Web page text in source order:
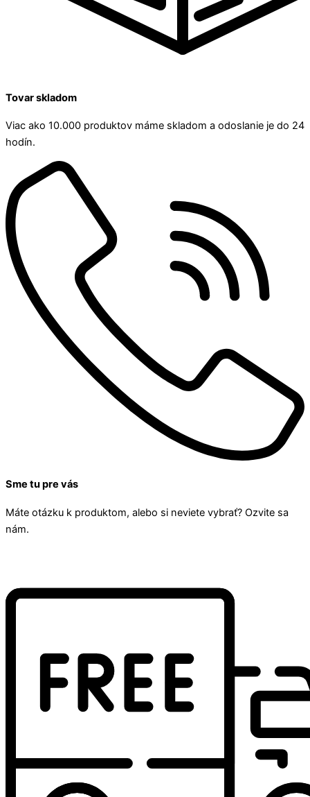
Tovar skladom
Viac ako 10.000 produktov máme skladom a odoslanie je do 24
hodín.
Sme tu pre vás
Máte otázku k produktom, alebo si neviete vybrať? Ozvite sa
nám.